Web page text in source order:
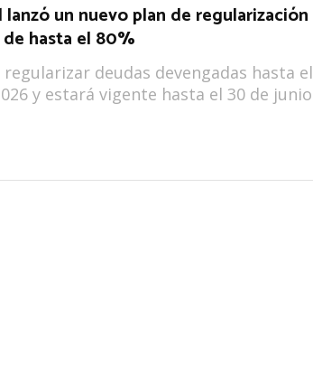
un nuevo plan de regularización
hasta el 80%
deudas devengadas hasta el
y estará vigente hasta el 30 de junio